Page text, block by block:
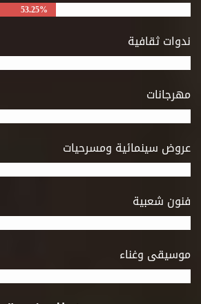
53.25%
ندوات ثقافية
مهرجانات
عروض سينمائية ومسرحيات
فنون شعبية
موسيقى وغناء